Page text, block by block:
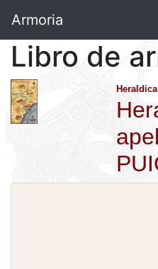
Armoria
Libro de